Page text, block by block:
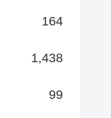
164
1,438
99